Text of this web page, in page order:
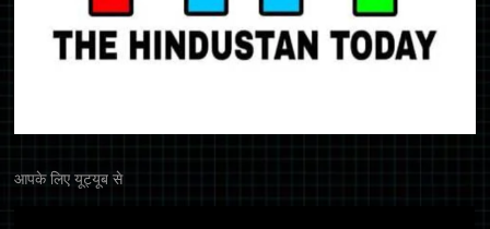
आपके लिए यूट्यूब से